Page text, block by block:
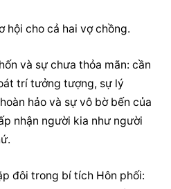
hội cho cả hai vợ chồng.
và sự chưa thỏa mãn: cần
trí tưởng tượng, sự lý
hảo và sự vô bờ bến của
nhận người kia như người
đôi trong bí tích Hôn phối: